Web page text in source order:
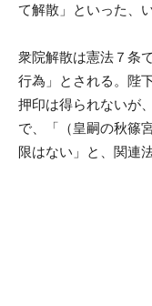
て解散」といった、
衆院解散は憲法７条
行為」とされる。陛
押印は得られないが
で、「（皇嗣の秋篠
限はない」と、関連